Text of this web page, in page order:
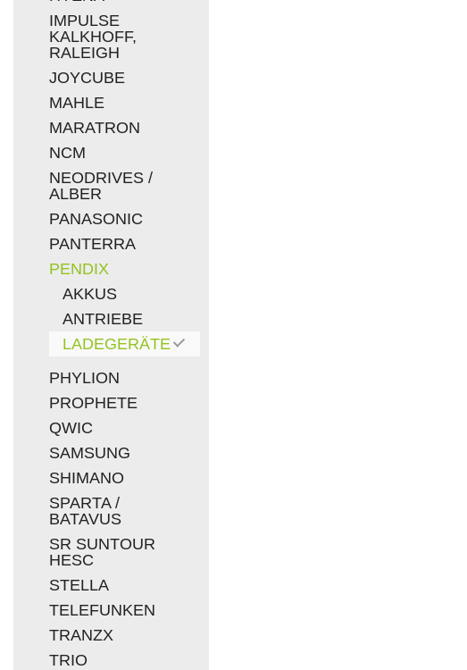
IMPULSE
KALKHOFF,
RALEIGH
JOYCUBE
MAHLE
MARATRON
NCM
NEODRIVES /
ALBER
PANASONIC
PANTERRA
PENDIX
AKKUS
ANTRIEBE
LADEGERÄTE
PHYLION
PROPHETE
QWIC
SAMSUNG
SHIMANO
SPARTA /
BATAVUS
SR SUNTOUR
HESC
STELLA
TELEFUNKEN
TRANZX
TRIO